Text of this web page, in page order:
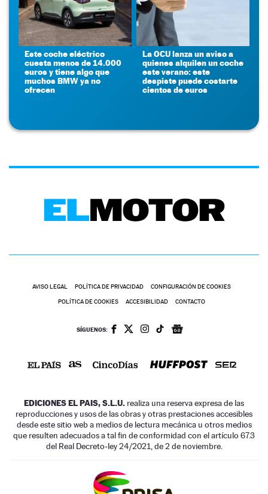
Este coche eléctrico
cuesta menos de 14.000
euros y tiene algo que
muchos BMW ya no
ofrecen
La OCU lanza un aviso a
quienes alquilen un coche
este verano: este
despiste puede costarte
cientos de euros
AVISO LEGAL POLÍTICA DE PRIVACIDAD CONFIGURACIÓN DE COOKIES
POLÍTICA DE COOKIES ACCESIBILIDAD CONTACTO
SÍGUENOS:
EDICIONES EL PAIS, S.L.U. realiza una reserva expresa de las
reproducciones y usos de las obras y otras prestaciones accesibles
desde este sitio web a medios de lectura mecánica u otros medios
que resulten adecuados a tal fin de conformidad con el artículo 67.3
del Real Decreto-ley 24/2021, de 2 de noviembre.